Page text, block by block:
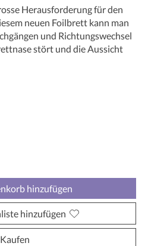
Herausforderung für den
neuen Foilbrett kann man
und Richtungswechsel
stört und die Aussicht
ist
hinzufügen
hinzufügen
Kaufen